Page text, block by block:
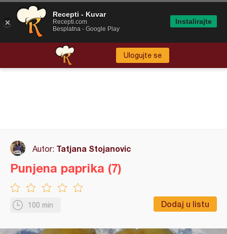
Ulogujte se
Autor: Tatjana Stojanovic
100 min Dodaj u listu
Punjena paprika (7)
Recepti - Kuvar
Recepti.com
Besplatna - Google Play
Instalirajte